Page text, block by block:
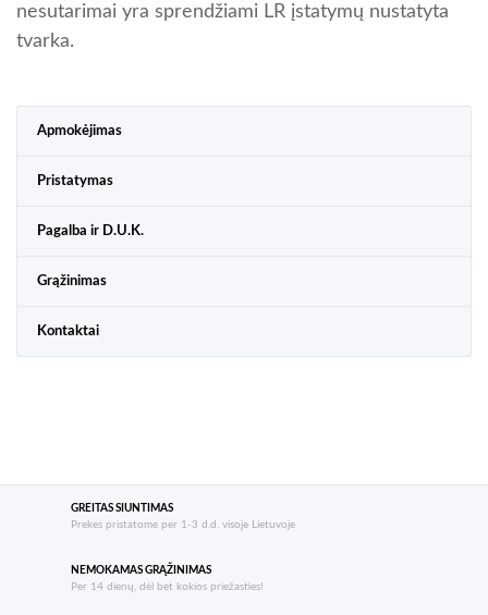
nesutarimai yra sprendžiami LR įstatymų nustatyta
tvarka.
Apmokėjimas
Pristatymas
Pagalba ir D.U.K.
Grąžinimas
Kontaktai
GREITAS SIUNTIMAS
Prekes pristatome per 1-3 d.d. visoje Lietuvoje
NEMOKAMAS GRĄŽINIMAS
Per 14 dienų, dėl bet kokios priežasties!